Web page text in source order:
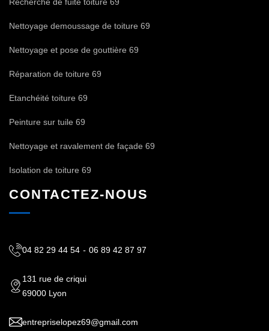
Nettoyage demoussage de toiture 69
Nettoyage et pose de gouttière 69
Réparation de toiture 69
Etanchéité toiture 69
Peinture sur tuile 69
Nettoyage et ravalement de façade 69
Isolation de toiture 69
CONTACTEZ-NOUS
04 82 29 44 54 - 06 89 42 87 97
131 rue de criqui
69000 Lyon
entrepriselopez69@gmail.com